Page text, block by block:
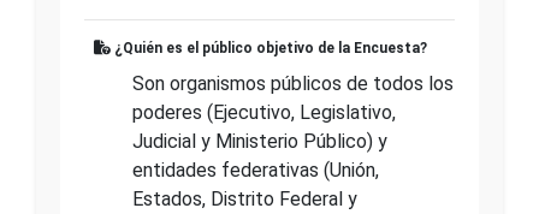
¿Quién es el público objetivo de la Encuesta?
Son organismos públicos de todos los
poderes (Ejecutivo, Legislativo,
Judicial y Ministerio Público) y
entidades federativas (Unión,
Estados, Distrito Federal y